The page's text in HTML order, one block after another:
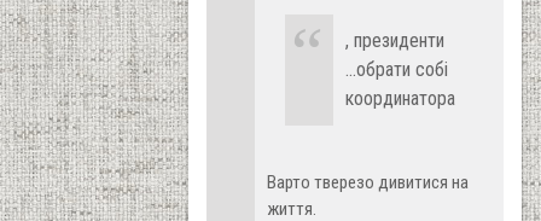
, президенти
...обрати собі
координатора
Варто тверезо дивитися на
життя.